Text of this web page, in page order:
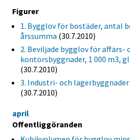
Figurer
1. Bygglov för bostäder, antal
årssumma (30.7.2010)
2. Beviljade bygglov för affärs-
kontorsbyggnader, 1 000 m3,
(30.7.2010)
3. Industri- och
(30.7.2010)
april
Offentliggöranden